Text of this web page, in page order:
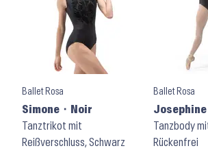
Ballet Rosa
Simone ⬝ Noir
Tanztrikot mit
Reißverschluss, Schwarz
Ballet Rosa
Josephine
Tanzbody
Rückenfrei